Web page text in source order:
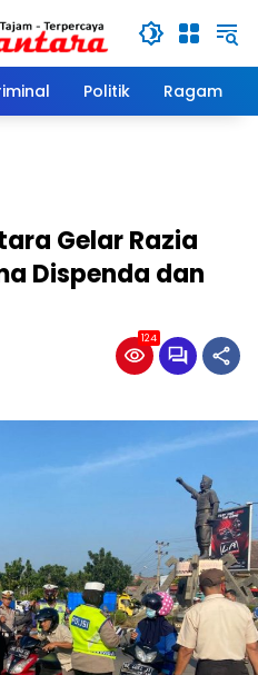
Politik Ragam
Gelar Razia
Dispenda dan
124